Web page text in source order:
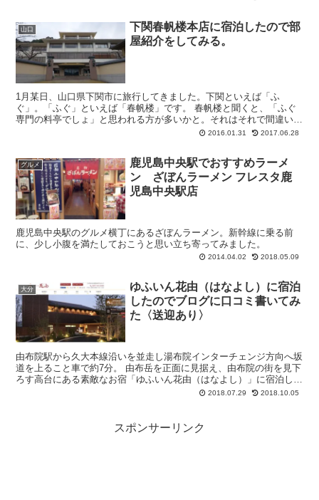
山口
下関春帆楼本店に宿泊したので部
屋紹介をしてみる。
1月某日、山口県下関市に旅行してきました。下関といえば「ふ
ぐ」。「ふぐ」といえば「春帆楼」です。 春帆楼と聞くと、「ふぐ
専門の料亭でしょ」と思われる方が多いかと。それはそれで間違いで
はないんだけれど、元々は山口県下関市にある老...
2016.01.31 2017.06.28
グルメ
鹿児島中央駅でおすすめラーメ
ン ざぼんラーメン フレスタ鹿
児島中央駅店
鹿児島中央駅のグルメ横丁にあるざぼんラーメン。新幹線に乗る前
に、少し小腹を満たしておこうと思い立ち寄ってみました。
2014.04.02 2018.05.09
大分
ゆふいん花由（はなよし）に宿泊
したのでブログに口コミ書いてみ
た〈送迎あり〉
由布院駅から久大本線沿いを並走し湯布院インターチェンジ方向へ坂
道を上ること車で約7分。 由布岳を正面に見据え、由布院の街を見下
ろす高台にある素敵なお宿「ゆふいん花由（はなよし）」に宿泊して
きました。 花由（はなよし）に決めたポイ... 2018.07.29 2018.10.05
スポンサーリンク